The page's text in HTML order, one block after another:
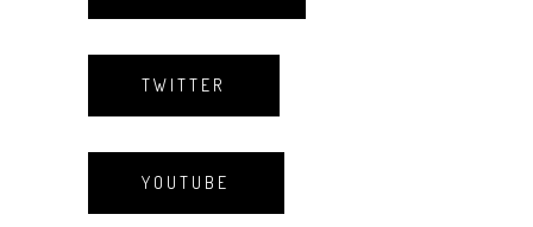
TWITTER
YOUTUBE